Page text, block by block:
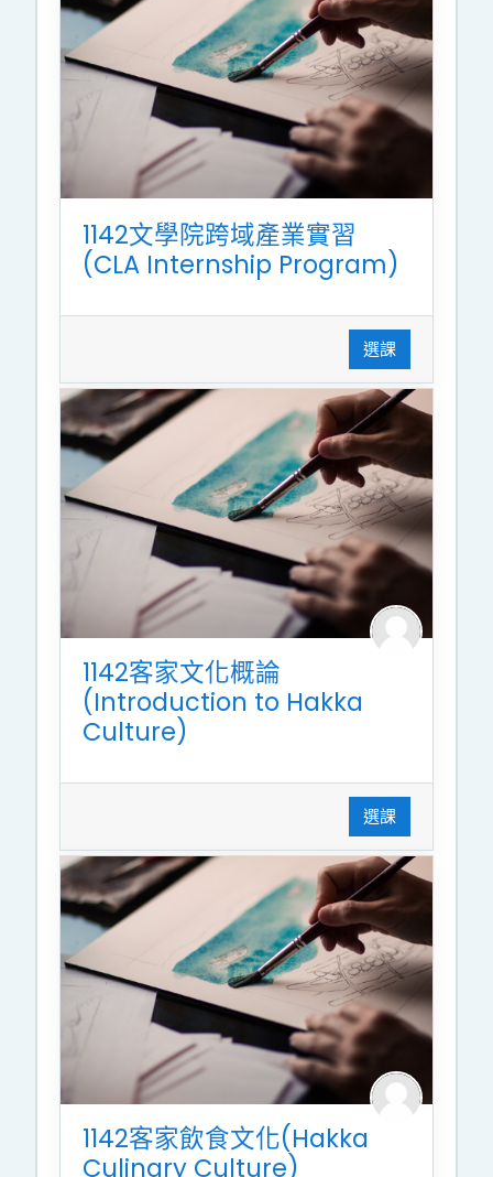
1142文學院跨域產業實習
(CLA Internship Program)
選課
1142客家文化概論
(Introduction to Hakka
Culture)
選課
1142客家飲食文化(Hakka
Culinary Culture)